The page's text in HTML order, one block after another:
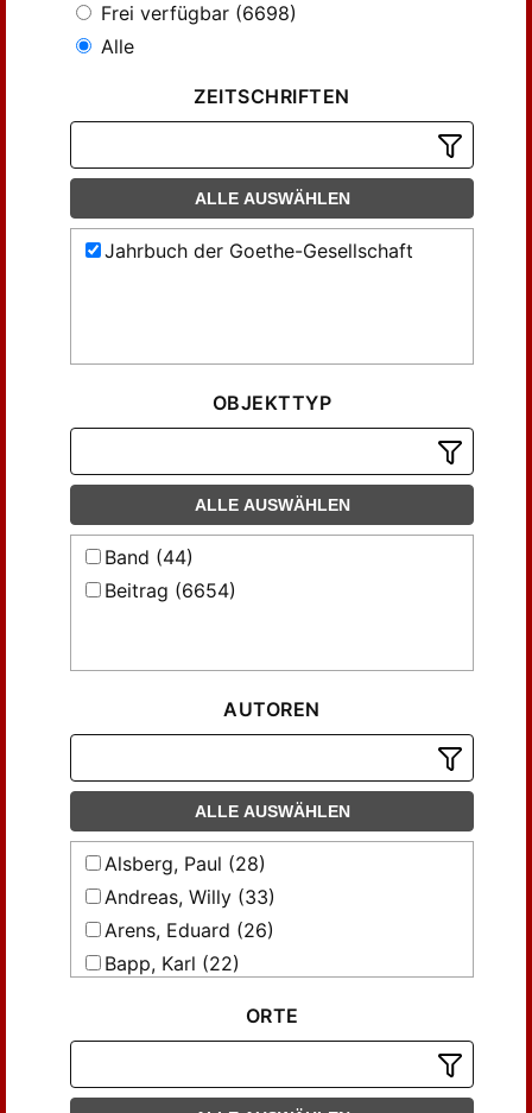
Frei verfügbar (6698)
Alle
ZEITSCHRIFTEN
ALLE AUSWÄHLEN
Jahrbuch der Goethe-Gesellschaft
OBJEKTTYP
ALLE AUSWÄHLEN
Band (44)
Beitrag (6654)
AUTOREN
ALLE AUSWÄHLEN
Alsberg, Paul (28)
Andreas, Willy (33)
Arens, Eduard (26)
Bapp, Karl (22)
Bleyer, Jakob (22)
Burdach, Konrad (51)
ORTE